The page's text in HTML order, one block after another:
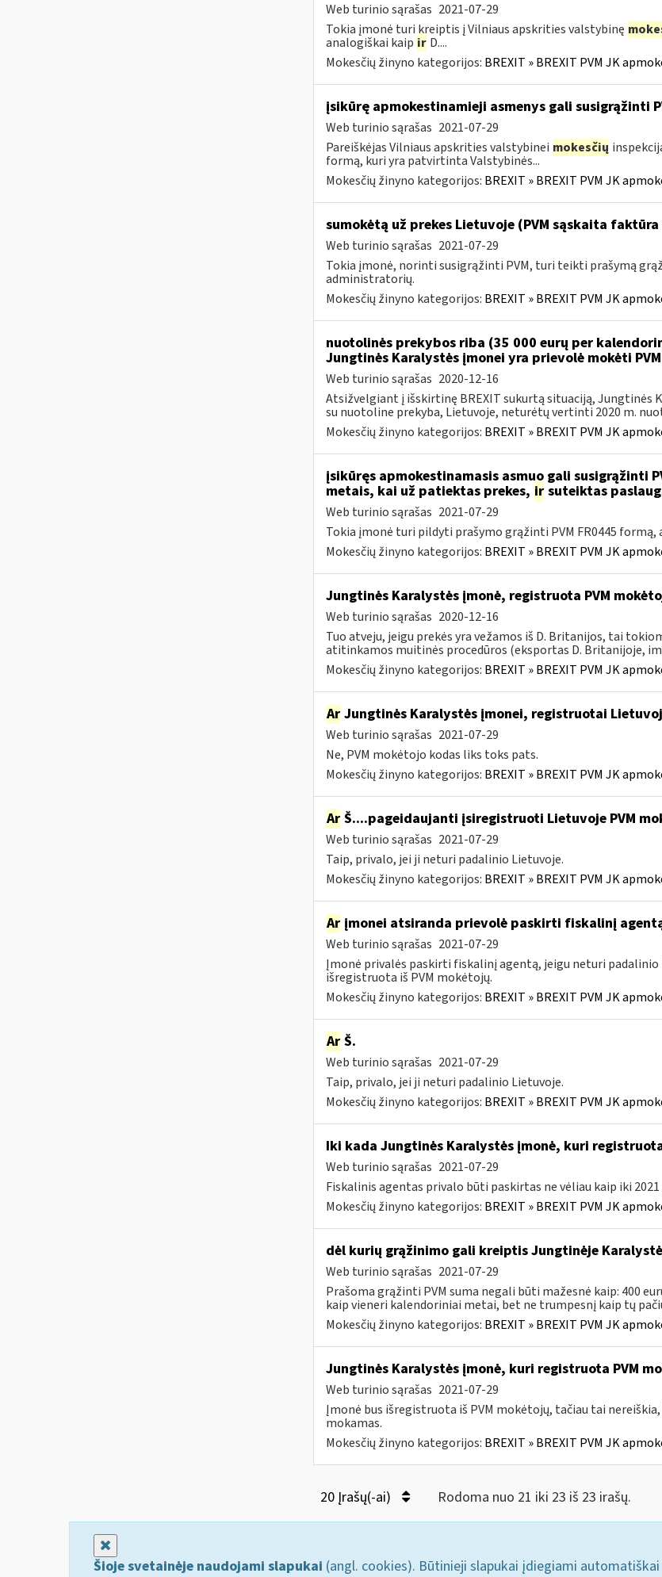
Web turinio sąrašas 2021-07-29
Tokia įmonė turi kreiptis į Vilniaus apskrities valstybinę
analogiškai kaip ir D....
Mokesčių žinyno kategorijos: BREXIT » BREXIT PVM JK
įsikūrę apmokestinamieji asmenys gali susigrąžinti
Web turinio sąrašas 2021-07-29
Pareiškėjas Vilniaus apskrities valstybinei mokesčių
formą, kuri yra patvirtinta Valstybinės...
Mokesčių žinyno kategorijos: BREXIT » BREXIT PVM JK
sumokėtą už prekes Lietuvoje (PVM sąskaita
Web turinio sąrašas 2021-07-29
Tokia įmonė, norinti susigrąžinti PVM, turi teikti prašymą
administratorių.
Mokesčių žinyno kategorijos: BREXIT » BREXIT PVM JK
nuotolinės prekybos riba (35 000 eurų per
Jungtinės Karalystės įmonei yra prievolė mokėti
Web turinio sąrašas 2020-12-16
Atsižvelgiant į išskirtinę BREXIT sukurtą situaciją, Jungtinės
su nuotoline prekyba, Lietuvoje, neturėtų vertinti 2020 m.
Mokesčių žinyno kategorijos: BREXIT » BREXIT PVM JK
įsikūręs apmokestinamasis asmuo gali susigrąžinti
metais, kai už patiektas prekes, irsuteiktas
Web turinio sąrašas 2021-07-29
Tokia įmonė turi pildyti prašymo grąžinti PVM FR0445 formą,
Mokesčių žinyno kategorijos: BREXIT » BREXIT PVM JK
Jungtinės Karalystės įmonė, registruota PVM
Web turinio sąrašas 2020-12-16
Tuo atveju, jeigu prekės yra vežamos iš D. Britanijos, tai
atitinkamos muitinės procedūros (eksportas D. Britanijoje,
Mokesčių žinyno kategorijos: BREXIT » BREXIT PVM JK
ArJungtinės Karalystės įmonei, registruotai
Web turinio sąrašas 2021-07-29
Ne, PVM mokėtojo kodas liks toks pats.
Mokesčių žinyno kategorijos: BREXIT » BREXIT PVM JK
ArŠ....pageidaujanti įsiregistruoti Lietuvoje PVM
Web turinio sąrašas 2021-07-29
Taip, privalo, jei ji neturi padalinio Lietuvoje.
Mokesčių žinyno kategorijos: BREXIT » BREXIT PVM JK
Arįmonei atsiranda prievolė paskirti fiskalinį
Web turinio sąrašas 2021-07-29
Įmonė privalės paskirti fiskalinį agentą, jeigu neturi
išregistruota iš PVM mokėtojų.
Mokesčių žinyno kategorijos: BREXIT » BREXIT PVM JK
ArŠ.
Web turinio sąrašas 2021-07-29
Taip, privalo, jei ji neturi padalinio Lietuvoje.
Mokesčių žinyno kategorijos: BREXIT » BREXIT PVM JK
Iki kada Jungtinės Karalystės įmonė, kuri
Web turinio sąrašas 2021-07-29
Fiskalinis agentas privalo būti paskirtas ne vėliau kaip iki 2021
Mokesčių žinyno kategorijos: BREXIT » BREXIT PVM JK
dėl kurių grąžinimo gali kreiptis Jungtinėje
Web turinio sąrašas 2021-07-29
Prašoma grąžinti PVM suma negali būti mažesnė kaip: 400
kaip vieneri kalendoriniai metai, bet ne trumpesnį kaip tų
Mokesčių žinyno kategorijos: BREXIT » BREXIT PVM JK
Jungtinės Karalystės įmonė, kuri registruota PVM
Web turinio sąrašas 2021-07-29
Įmonė bus išregistruota iš PVM mokėtojų, tačiau tai
mokamas.
Mokesčių žinyno kategorijos: BREXIT » BREXIT PVM JK
20 Įrašų(-ai) Rodoma nuo 21 iki 23 iš 23 irašų.
Šioje svetainėje naudojami slapukai (angl. cookies). Būtinieji slapukai įdiegiami